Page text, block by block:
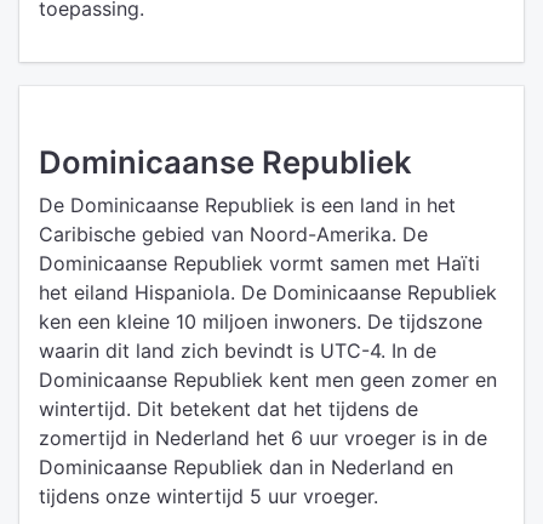
toepassing.
Dominicaanse Republiek
De Dominicaanse Republiek is een land in het
Caribische gebied van Noord-Amerika. De
Dominicaanse Republiek vormt samen met Haïti
het eiland Hispaniola. De Dominicaanse Republiek
ken een kleine 10 miljoen inwoners. De tijdszone
waarin dit land zich bevindt is UTC-4. In de
Dominicaanse Republiek kent men geen zomer en
wintertijd. Dit betekent dat het tijdens de
zomertijd in Nederland het 6 uur vroeger is in de
Dominicaanse Republiek dan in Nederland en
tijdens onze wintertijd 5 uur vroeger.